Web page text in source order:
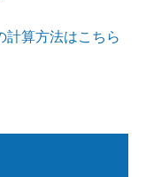
計算方法はこちら